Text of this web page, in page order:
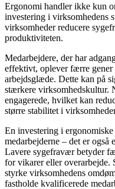
Ergonomi handler ikke kun
investering i virksomhedens
virksomheder reducere
produktiviteten.
Medarbejdere, der har
effektivt, oplever færre gener
arbejdsglæde. Dette kan på
stærkere virksomhedskultur.
engagerede, hvilket kan
større stabilitet i
En investering i
medarbejderne – det er
Lavere sygefravær betyder
for vikarer eller overarbejde.
styrke virksomhedens
fastholde kvalificerede